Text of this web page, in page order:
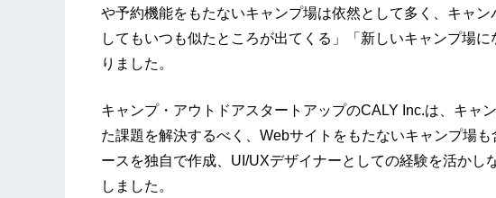
や予約機能をもたないキャンプ場は依然として多く、キャ
してもいつも似たところが出てくる」「新しいキャンプ場
りました。
キャンプ・アウトドアスタートアップのCALY Inc.は、キャ
た課題を解決するべく、Webサイトをもたないキャンプ場
ースを独自で作成、UI/UXデザイナーとしての経験を活かし
しました。